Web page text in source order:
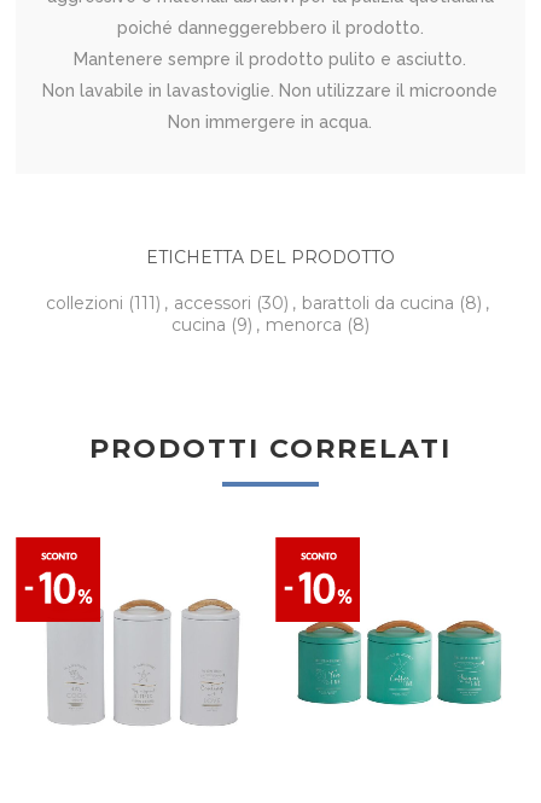
poiché danneggerebbero il prodotto.
Mantenere sempre il prodotto pulito e asciutto.
Non lavabile in lavastoviglie. Non utilizzare il microonde
Non immergere in acqua.
ETICHETTA DEL PRODOTTO
collezioni (111) , accessori (30) , barattoli da cucina (8) ,
cucina (9) , menorca (8)
PRODOTTI CORRELATI